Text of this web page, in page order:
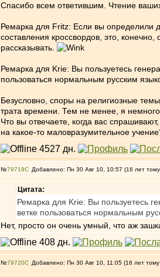
Спасибо всем ответившим. Чтение
Ремарка для Fritz: Если вы определили
составления кроссвордов, это,
рассказывать.
Ремарка для Krie: Вы пользуетесь
пользоваться нормальным русским
Безусловно, споры на религиозные
трата времени. Тем не менее, я
Что вы отвечаете, когда вас
на какое-то маловразумительное
№79719 Добавлено: Пн 30 Авг 10, 10:57 (16 лет
Цитата:
Ремарка для Krie: Вы пользуетесь
ветке пользоваться нормальным
Нет, просто он очень умный, что аж
№79720 Добавлено: Пн 30 Авг 10, 11:05 (16 лет